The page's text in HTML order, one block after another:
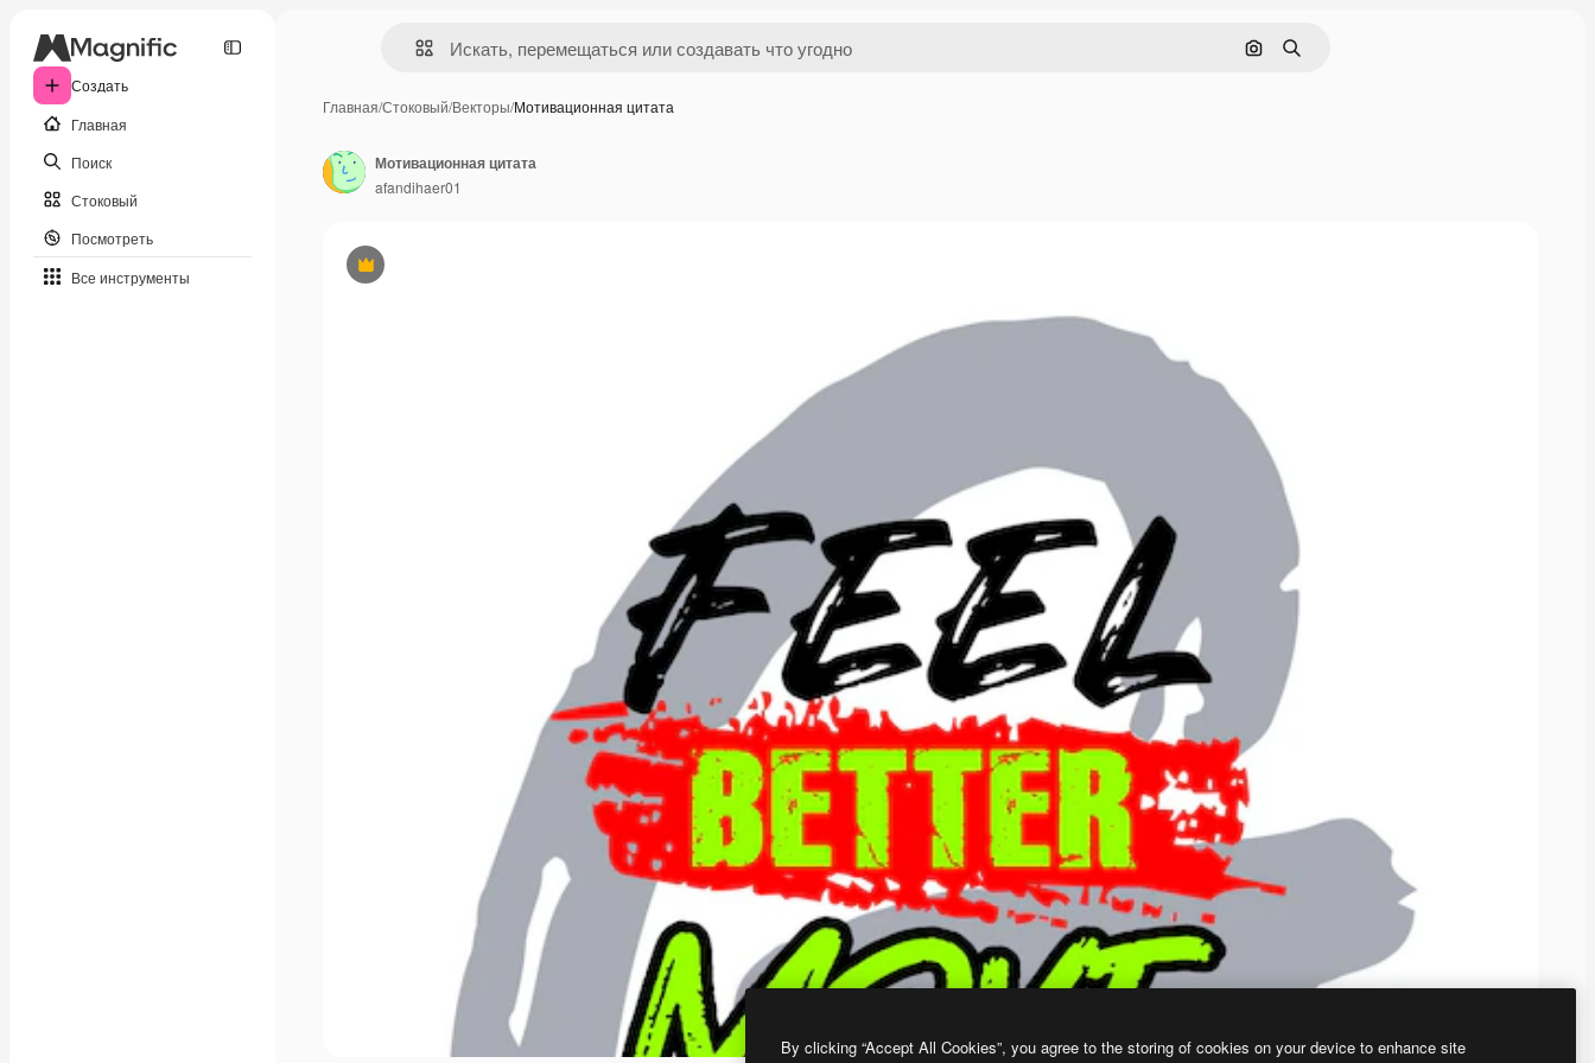
Создать
Главная
Поиск
Стоковый
Посмотреть
Все инструменты
Поиск по изображению
Поиск
Главная/Стоковый/Векторы/Мотивационная цитата
Премиум
Мотивационная цитата
afandihaer01
By clicking “Accept All Cookies”, you agree to the storing of cookies on your device to enhance site